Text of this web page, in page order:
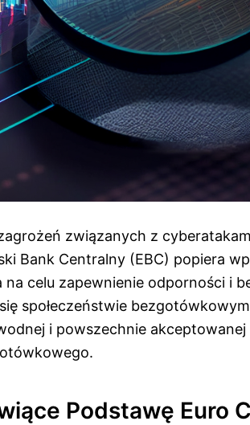
związanych z
Bank Centralny (EBC) popiera
celu zapewnienie odporności i
społeczeństwie
i powszechnie
Podstawę Euro